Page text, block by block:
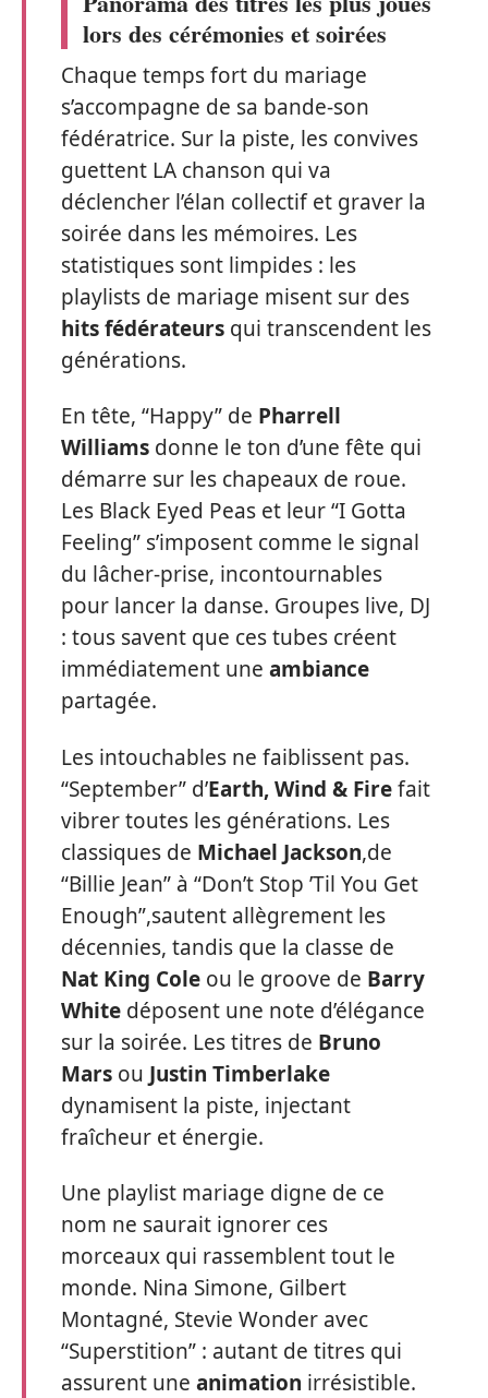
lors des cérémonies et soirées
Chaque temps fort du mariage
s’accompagne de sa bande-son
fédératrice. Sur la piste, les convives
guettent LA chanson qui va
déclencher l’élan collectif et graver la
soirée dans les mémoires. Les
statistiques sont limpides : les
playlists de mariage misent sur des
hits fédérateurs qui transcendent les
générations.
En tête, “Happy” de Pharrell
Williams donne le ton d’une fête qui
démarre sur les chapeaux de roue.
Les Black Eyed Peas et leur “I Gotta
Feeling” s’imposent comme le signal
du lâcher-prise, incontournables
pour lancer la danse. Groupes live, DJ
: tous savent que ces tubes créent
immédiatement une ambiance
partagée.
Les intouchables ne faiblissent pas.
“September” d’Earth, Wind & Firefait
vibrer toutes les générations. Les
classiques de Michael Jackson,de
“Billie Jean” à “Don’t Stop ’Til You Get
Enough”,sautent allègrement les
décennies, tandis que la classe de
Nat King Cole ou le groove de Barry
White déposent une note d’élégance
sur la soirée. Les titres de Bruno
Mars ou Justin Timberlake
dynamisent la piste, injectant
fraîcheur et énergie.
Une playlist mariage digne de ce
nom ne saurait ignorer ces
morceaux qui rassemblent tout le
monde. Nina Simone, Gilbert
Montagné, Stevie Wonder avec
“Superstition” : autant de titres qui
assurent une animation irrésistible.